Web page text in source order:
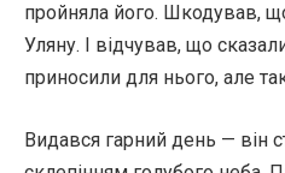
пройняла його. Шкодував,
Уляну. І відчував, що
приносили для нього, але
Видався гарний день — він